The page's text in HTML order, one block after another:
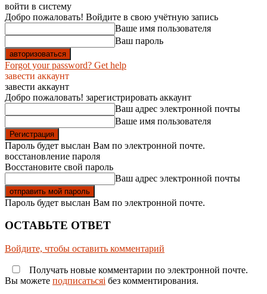
войти в систему
Добро пожаловать! Войдите в свою учётную запись
Ваше имя пользователя
Ваш пароль
Forgot your password? Get help
завести аккаунт
завести аккаунт
Добро пожаловать! зарегистрировать аккаунт
Ваш адрес электронной почты
Ваше имя пользователя
Пароль будет выслан Вам по электронной почте.
восстановление пароля
Восстановите свой пароль
Ваш адрес электронной почты
Пароль будет выслан Вам по электронной почте.
ОСТАВЬТЕ ОТВЕТ
Войдите, чтобы оставить комментарий
Получать новые комментарии по электронной почте.
Вы можете подписатьсяi без комментирования.